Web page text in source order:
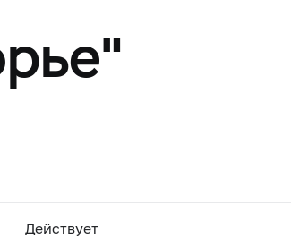
Действует